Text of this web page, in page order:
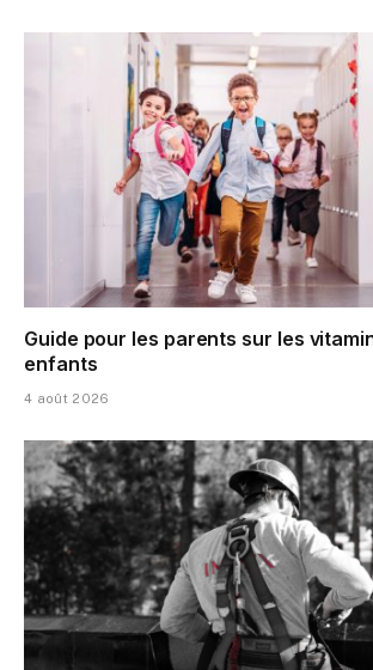
Guide pour les parents sur les
enfants
4 août 2026